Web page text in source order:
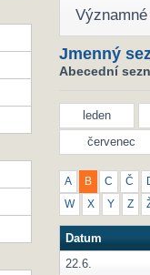
Jmenný
Abecední
leden
červenec
A B C Č
W X Y Z
Datum
22.6.